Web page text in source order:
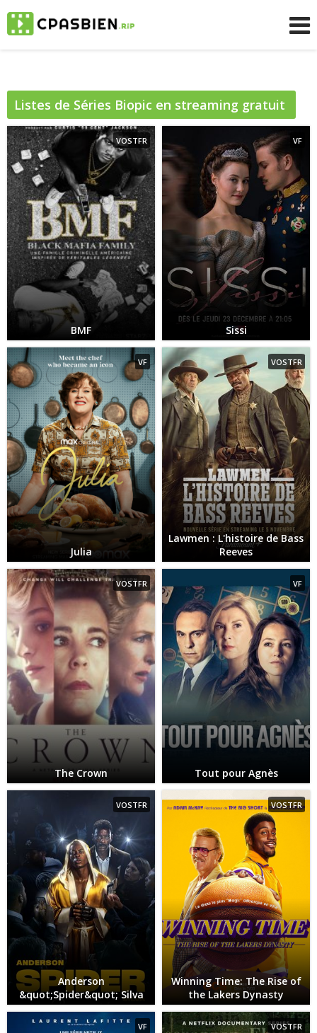
Listes de Séries Biopic en streaming gratuit
sur CpasBien
VOSTFR
BMF
VF
Sissi
VF
Julia
VOSTFR
Lawmen : L'histoire de Bass
Reeves
VOSTFR
The Crown
VF
Tout pour Agnès
VOSTFR
Anderson
&quot;Spider&quot; Silva
VOSTFR
Winning Time: The Rise of
the Lakers Dynasty
VF VOSTFR